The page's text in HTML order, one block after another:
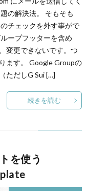
の解決法。 そもそも
チェックを外す事がで
ープフッターを含め
変更できないです。つ
ます。 Google Groupの
ただしG Sui […]
続きを読む
を使う